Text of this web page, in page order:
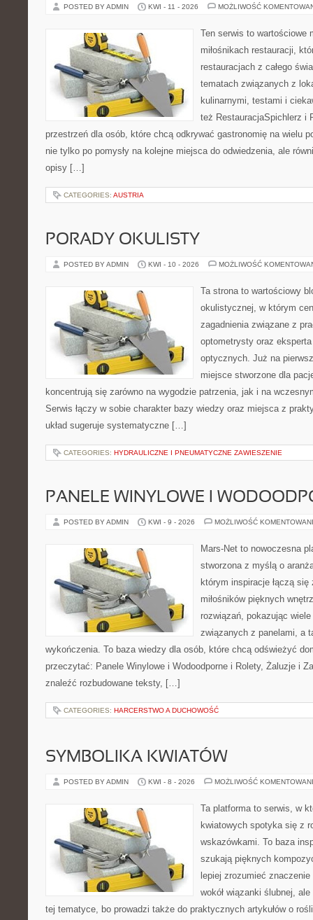
POSTED BY ADMIN KWI - 11 - 2026 MOŻLIWOŚĆ
Ten serwis to wartościowe
miłośnikach restauracji,
restauracjach z całego
tematach związanych z
kulinarnymi, testami i
też RestauracjaSpichlerz i
przestrzeń dla osób, które chcą odkrywać gastronomię na wielu
nie tylko po pomysły na kolejne miejsca do odwiedzenia, ale
opisy […]
CATEGORIES: AUSTRIA
PORADY OKULISTY
POSTED BY ADMIN KWI - 10 - 2026 MOŻLIWOŚĆ
Ta strona to wartościowy
okulistycznej, w którym
zagadnienia związane z
optometrysty oraz
optycznych. Już na
miejsce stworzone dla
koncentrują się zarówno na wygodzie patrzenia, jak i na
Serwis łączy w sobie charakter bazy wiedzy oraz miejsca z
układ sugeruje systematyczne […]
CATEGORIES: HYDRAULICZNE I PNEUMATYCZNE ZAWIESZENIE
PANELE WINYLOWE I
POSTED BY ADMIN KWI - 9 - 2026 MOŻLIWOŚĆ
Mars-Net to nowoczesna
stworzona z myślą o
którym inspiracje łączą
miłośników pięknych
rozwiązań, pokazując
związanych z panelami, a
wykończenia. To baza wiedzy dla osób, które chcą odświeżyć
przeczytać: Panele Winylowe i Wodoodporne i Rolety, Żaluzje i
znaleźć rozbudowane teksty, […]
CATEGORIES: HARCERSTWO A DUCHOWOŚĆ
SYMBOLIKA KWIATÓW
POSTED BY ADMIN KWI - 8 - 2026 MOŻLIWOŚĆ
Ta platforma to serwis, w
kwiatowych spotyka się z
wskazówkami. To baza
szukają pięknych
lepiej zrozumieć
wokół wiązanki ślubnej,
tej tematyce, bo prowadzi także do praktycznych artykułów o